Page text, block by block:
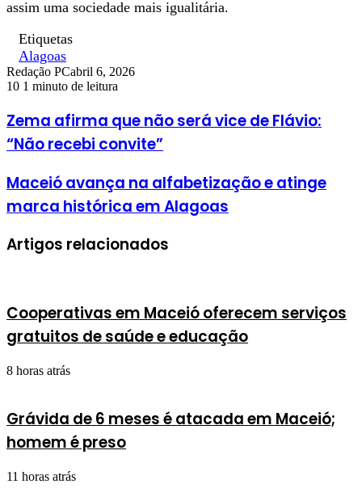
assim uma sociedade mais igualitária.
Etiquetas
Alagoas
Redação PCabril 6, 2026
10 1 minuto de leitura
Zema afirma que não será vice de Flávio:
“Não recebi convite”
Maceió avança na alfabetização e atinge
marca histórica em Alagoas
Artigos relacionados
Cooperativas em Maceió oferecem serviços
gratuitos de saúde e educação
8 horas atrás
Grávida de 6 meses é atacada em Maceió;
homem é preso
11 horas atrás